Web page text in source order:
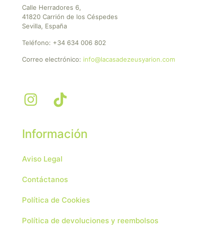
Calle Herradores 6,
41820 Carrión de los Céspedes
Sevilla, España
Teléfono: +34 634 006 802
Correo electrónico: info@lacasadezeusyarion.com
Información
Aviso Legal
Contáctanos
Política de Cookies
Política de devoluciones y reembolsos